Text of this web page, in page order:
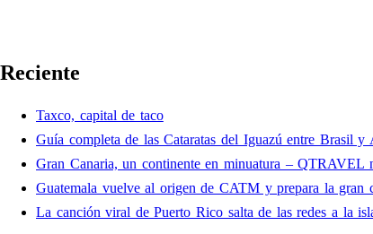
Reciente
Taxco, capital de taco
Guía completa de las Cataratas del Iguazú entre Brasil y
Gran Canaria, un continente en minuatura – QTRAVEL
Guatemala vuelve al origen de CATM y prepara la gran
La canción viral de Puerto Rico salta de las redes a la